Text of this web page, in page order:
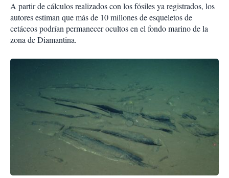
A partir de cálculos realizados con los fósiles ya registrados, los
autores estiman que más de 10 millones de esqueletos de
cetáceos podrían permanecer ocultos en el fondo marino de la
zona de Diamantina.